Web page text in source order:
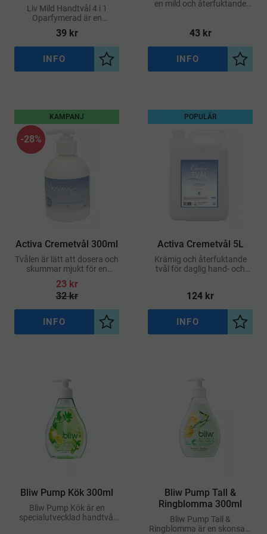
Liv Mild Handtvål 4 i 1
Oparfymerad är en
skonsam och mångsidig
tvål som kan användas för
händer, kropp, hår och
ansikte
39kr
Lägg till i önskelista
INFO
en mild och återfuktande
nordisk rödklöver och
43kr
Lägg
INFO
Activa Cremetvål 300ml
Tvålen är lätt att dosera och
skummar mjukt för en
skonsam och hygienisk
handtvätt
23 kr
32kr
28%
KAMPANJ
Lägg till i önskelista
INFO
Activa Cremetvål 5L
Krämig och återfuktande
tvål för daglig hand- och
124 kr
POPULÄR
Lägg
INFO
Bliw Pump Kök 300ml
Bliw Pump Kök är en
specialutvecklad handtvål
Bliw Pump Tall &
Ringblomma 300ml
Bliw Pump Tall &
Ringblomma är en skonsam